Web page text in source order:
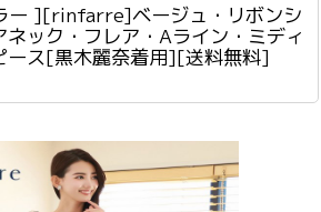
ー ][rinfarre]ベージュ・リボンシ
ネック・フレア・Aライン・ミディ
ース[黒木麗奈着用][送料無料]